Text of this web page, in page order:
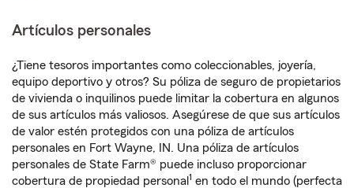
Artículos personales
¿Tiene tesoros importantes como coleccionables, joyería,
equipo deportivo y otros? Su póliza de seguro de propietarios
de vivienda o inquilinos puede limitar la cobertura en algunos
de sus artículos más valiosos. Asegúrese de que sus artículos
de valor estén protegidos con una póliza de artículos
personales en Fort Wayne, IN. Una póliza de artículos
personales de State Farm® puede incluso proporcionar
cobertura de propiedad personal 1 en todo el mundo (perfecta